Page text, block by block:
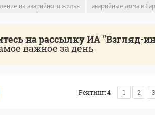
из аварийного жилья
аварийные дома в
на рассылку ИА "Взгляд-
важное за день
Рейтинг:4 1 2 3